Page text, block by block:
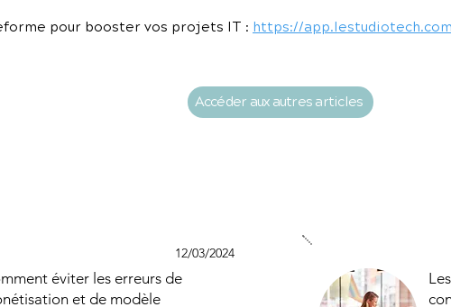
pour booster vos projets IT : https://
Accéder aux autres articles
12/03/2024
éviter les erreurs de
et de modèle